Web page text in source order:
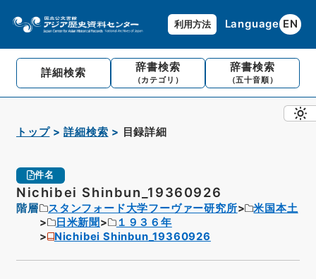
利用方法 Language EN
詳細検索 辞書検索
（カテゴリ）
辞書検索
（五十音順）
トップ 詳細検索 目録詳細
件名
Nichibei Shinbun_19360926
階層 スタンフォード大学フーヴァー研究所
米国本土
日米新聞
１９３６年
Nichibei Shinbun_19360926